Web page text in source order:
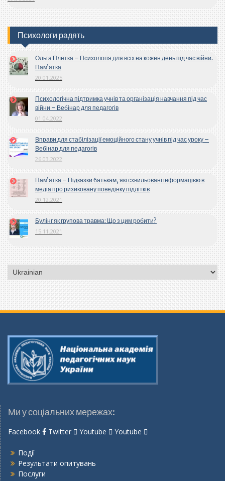
Психологи радять
Ольга Плетка – Психологія для всіх на кожен день під час війни.
Пам’ятка
20.01.2025
Психологічна підтримка учнів та організація навчання під час
війни – Вебінар для педагогів
01.04.2022
Вправи для стабілізації емоційного стану учнів під час уроку –
Вебінар для педагогів
26.03.2022
Пам’ятка – Підказки батькам, які схвильовані інформацією в
медіа про ризиковану поведінку підлітків
20.12.2021
Булінг як групова травма: Що з цим робити?
15.11.2021
Вибрати
мову
Ми у соціальних мережах:
Facebook Twitter Youtube Youtube
Події
Результати опитувань
Послуги